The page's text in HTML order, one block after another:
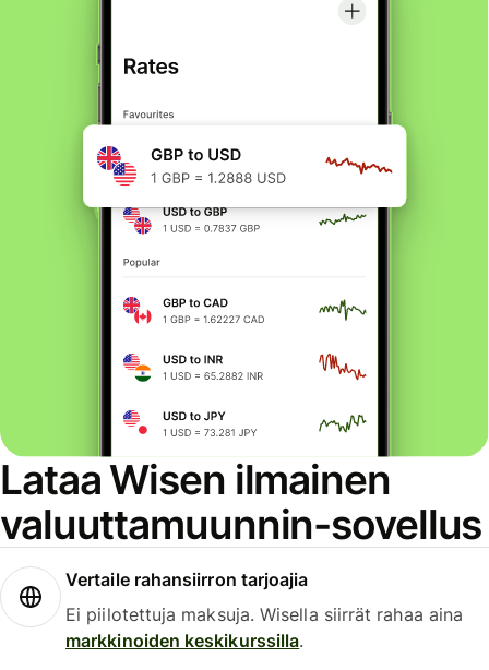
Lataa Wisen ilmainen
valuuttamuunnin-sovellus
Vertaile rahansiirron tarjoajia
Ei piilotettuja maksuja. Wisella siirrät rahaa aina
markkinoiden keskikurssilla.